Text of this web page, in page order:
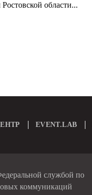
области...
EVENT.LAB
службой по
коммуникаций